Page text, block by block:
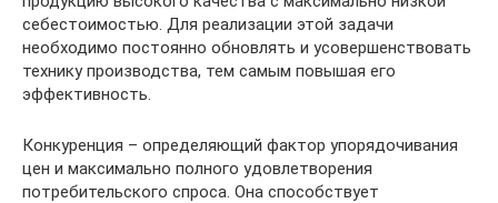
себестоимостью. Для реализации этой задачи
необходимо постоянно обновлять и усовершенствовать
технику производства, тем самым повышая его
эффективность.
Конкуренция – определяющий фактор упорядочивания
цен и максимально полного удовлетворения
потребительского спроса. Она способствует